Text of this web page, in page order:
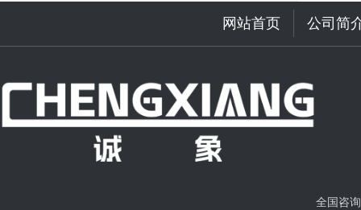
网站首页 公司简
全国咨